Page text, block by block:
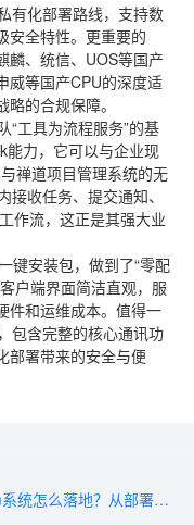
有化部署路线，支持数
安全特性。更重要的
麟、统信、UOS等国产
威等国产CPU的深度适
的合规保障。
“工具为流程服务”的基
能力，它可以与企业现
禅道项目管理系统的无
收任务、提交通知、
作流，这正是其强大业
键安装包，做到了“零配
户端界面简洁直观，服
件和运维成本。值得一
包含完整的核心通讯功
部署带来的安全与便
企业im系统怎么落地？从部署到全员上线的关键步骤